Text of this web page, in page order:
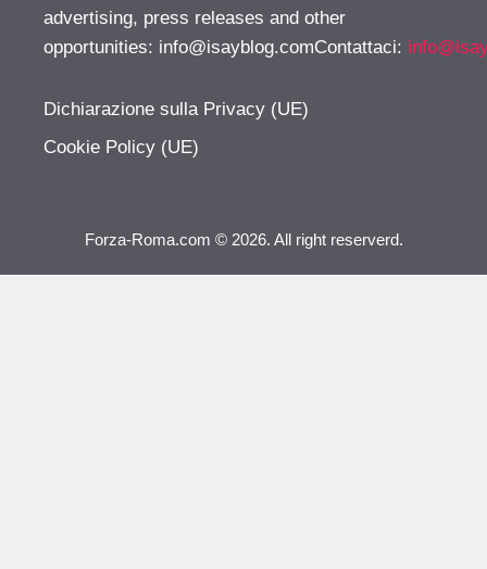
advertising, press releases and other
opportunities: info@isayblog.comContattaci:
Dichiarazione sulla Privacy (UE)
Cookie Policy (UE)
Forza-Roma.com © 2026. All right reserverd.